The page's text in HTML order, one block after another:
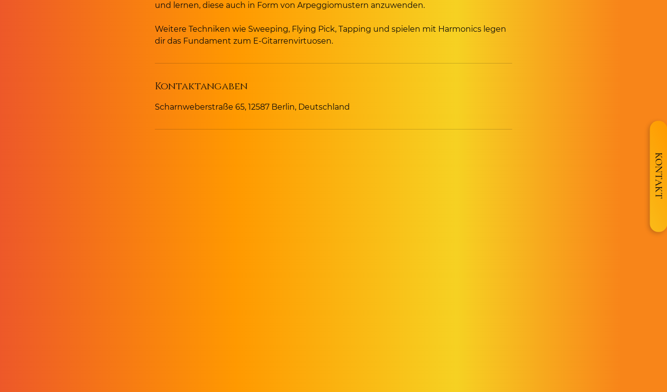
KONTAKT
und lernen, diese auch in Form von Arpeggiomustern anzuwenden.
Weitere Techniken wie Sweeping, Flying Pick, Tapping und spielen mit Harmonics legen
dir das Fundament zum E-Gitarrenvirtuosen.
Kontaktangaben
Scharnweberstraße 65, 12587 Berlin, Deutschland